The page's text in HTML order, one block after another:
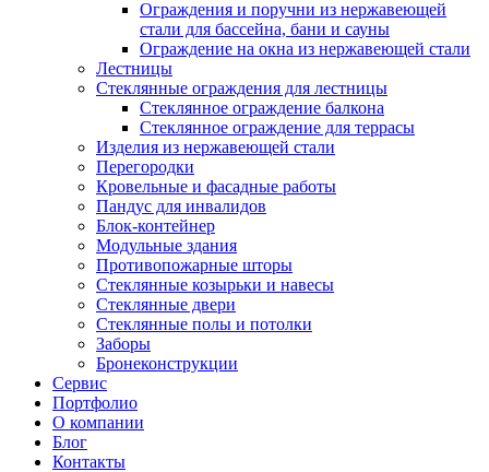
Ограждения и поручни из нержавеющей
стали для бассейна, бани и сауны
Ограждение на окна из нержавеющей стали
Лестницы
Стеклянные ограждения для лестницы
Стеклянное ограждение балкона
Стеклянное ограждение для террасы
Изделия из нержавеющей стали
Перегородки
Кровельные и фасадные работы
Пандус для инвалидов
Блок-контейнер
Модульные здания
Противопожарные шторы
Стеклянные козырьки и навесы
Стеклянные двери
Стеклянные полы и потолки
Заборы
Бронеконструкции
Сервис
Портфолио
О компании
Блог
Контакты